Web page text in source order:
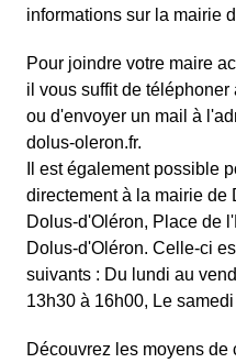
informations sur la mairie
Pour joindre votre maire
il vous suffit de
ou d'envoyer un mail à
dolus-oleron.fr.
Il est également possible
directement à la mairie de
Dolus-d'Oléron, Place de
Dolus-d'Oléron. Celle-ci
suivants : Du lundi au
13h30 à 16h00, Le
Découvrez les moyens